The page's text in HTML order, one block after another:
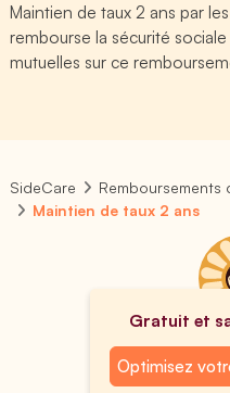
Maintien de taux 2 ans par
rembourse la sécurité
mutuelles sur ce
SideCare
Remboursements
Maintien de taux 2 ans
Gratuit et
Optimisez